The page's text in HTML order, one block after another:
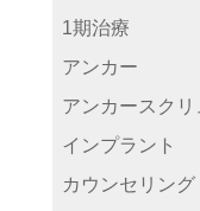
1期治療
アンカー
アンカースクリ
インプラント
カウンセリング